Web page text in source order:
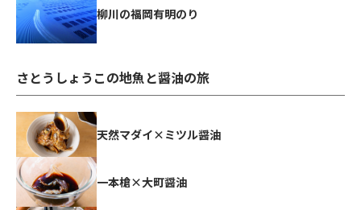
柳川の福岡有明のり
さとうしょうこの地魚と醤油の旅
天然マダイ×ミツル醤油
一本槍×大町醤油